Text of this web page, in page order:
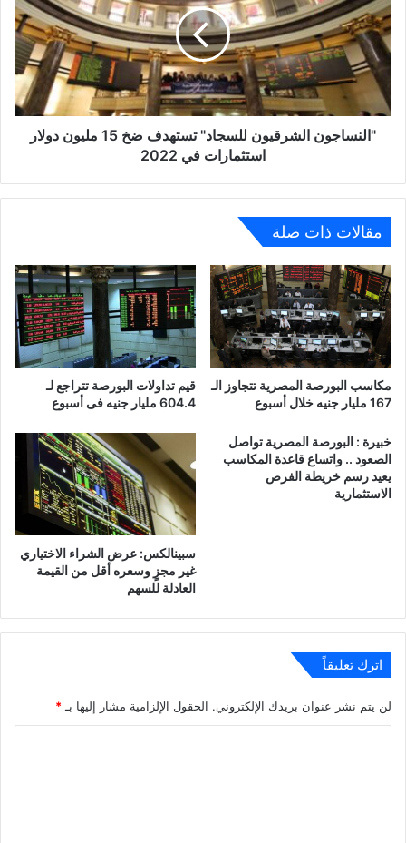
تستهدف
ضخ
15
مليون
دولار
استثمارات
"النساجون الشرقيون للسجاد" تستهدف ضخ 15 مليون دولار
استثمارات في 2022
مقالات ذات صلة
مكاسب البورصة المصرية تتجاوز الـ
167 مليار جنيه خلال أسبوع
قيم تداولات البورصة تتراجع لـ
604.4 مليار جنيه فى أسبوع
خبيرة : البورصة المصرية تواصل
الصعود .. واتساع قاعدة المكاسب
يعيد رسم خريطة الفرص
الاستثمارية
سبينالكس: عرض الشراء الاختياري
غير مجزٍ وسعره أقل من القيمة
العادلة للسهم
اترك تعليقاً
لن يتم نشر عنوان بريدك الإلكتروني. الحقول الإلزامية مشار إليها بـ *